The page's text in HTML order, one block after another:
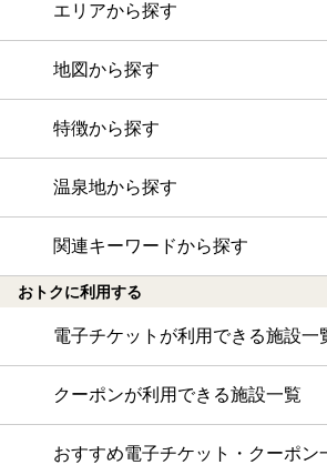
エリアから探す
地図から探す
特徴から探す
温泉地から探す
関連キーワードから探す
おトクに利用する
電子チケットが利用できる施設一
クーポンが利用できる施設一覧
おすすめ電子チケット・クーポン